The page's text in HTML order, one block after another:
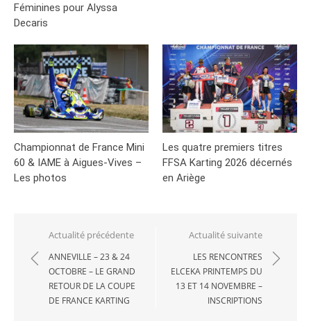
Féminines pour Alyssa
Decaris
Championnat de France Mini
60 & IAME à Aigues-Vives –
Les photos
Les quatre premiers titres
FFSA Karting 2026 décernés
en Ariège
Navigation
de
l’article
Actualité précédente
ANNEVILLE – 23 & 24
OCTOBRE – LE GRAND
RETOUR DE LA COUPE
DE FRANCE KARTING
Actualité suivante
LES RENCONTRES
ELCEKA PRINTEMPS DU
13 ET 14 NOVEMBRE –
INSCRIPTIONS